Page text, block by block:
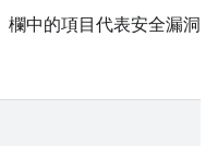
欄中的項目代表安全漏洞